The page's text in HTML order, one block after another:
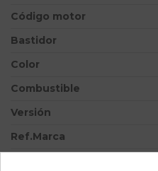
Código motor
Bastidor
Color
Combustible
Versión
Ref.Marca